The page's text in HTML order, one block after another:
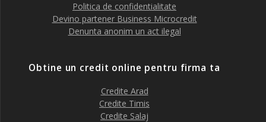
Politica de confidentialitate
Devino partener Business Microcredit
Denunta anonim un act ilegal
Obtine un credit online pentru firma ta
Credite Arad
Credite Timis
Credite Salaj